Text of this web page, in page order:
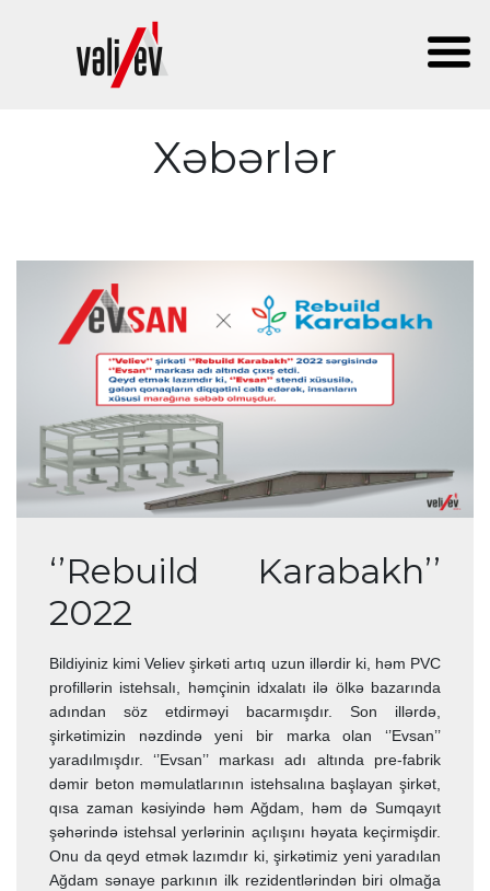
Xəbərlər
‘’Rebuild Karabakh’’
2022
Bildiyiniz kimi Veliev şirkəti artıq uzun illərdir ki, həm PVC
profillərin istehsalı, həmçinin idxalatı ilə ölkə bazarında
adından söz etdirməyi bacarmışdır. Son illərdə,
şirkətimizin nəzdində yeni bir marka olan ‘’Evsan’’
yaradılmışdır. ‘’Evsan’’ markası adı altında pre-fabrik
dəmir beton məmulatlarının istehsalına başlayan şirkət,
qısa zaman kəsiyində həm Ağdam, həm də Sumqayıt
şəhərində istehsal yerlərinin açılışını həyata keçirmişdir.
Onu da qeyd etmək lazımdır ki, şirkətimiz yeni yaradılan
Ağdam sənaye parkının ilk rezidentlərindən biri olmağa